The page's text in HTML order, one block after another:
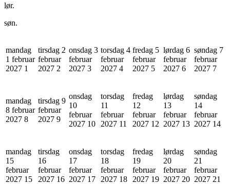
lør.
søn.
mandag
1 februar
2027 1
tirsdag 2
februar
2027 2
onsdag 3
februar
2027 3
torsdag 4
februar
2027 4
fredag 5
februar
2027 5
lørdag 6
februar
2027 6
søndag 7
februar
2027 7
mandag
8 februar
2027 8
tirsdag 9
februar
2027 9
onsdag
10
februar
2027 10
torsdag
11
februar
2027 11
fredag
12
februar
2027 12
lørdag
13
februar
2027 13
søndag
14
februar
2027 14
mandag
15
februar
2027 15
tirsdag
16
februar
2027 16
onsdag
17
februar
2027 17
torsdag
18
februar
2027 18
fredag
19
februar
2027 19
lørdag
20
februar
2027 20
søndag
21
februar
2027 21